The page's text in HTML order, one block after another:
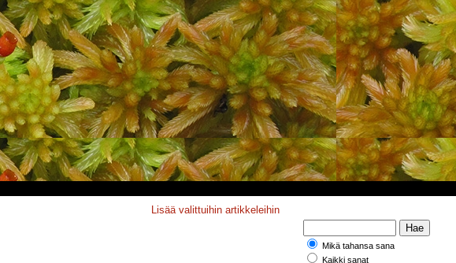
Lisää valittuihin artikkeleihin
Mikä tahansa sana
Kaikki sanat